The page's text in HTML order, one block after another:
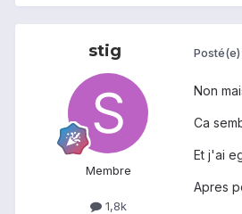
stig
Membre
1,8k
Posté(e)
Non
Ca
Et j'ai
Apres